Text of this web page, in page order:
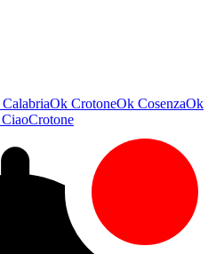
CalabriaOk CrotoneOk CosenzaOk
CiaoCrotone